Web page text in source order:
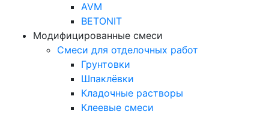
AVM
BETONIT
Модифицированные смеси
Смеси для отделочных работ
Грунтовки
Шпаклёвки
Кладочные растворы
Клеевые смеси